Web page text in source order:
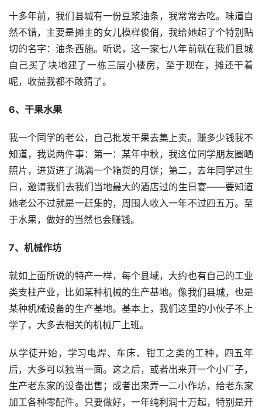
十多年前，我们县城有一份豆浆油条，我常常去吃。味道自
然不错，主要是摊主的女儿模样俊俏，我给她起了个特别贴
切的名字：油条西施。听说，这一家七八年前就在我们县城
自己买了块地建了一栋三层小楼房，至于现在，摊还干着
呢，收益我都不敢猜了。
6、干果水果
我一个同学的老公，自己批发干果去集上卖。赚多少钱我不
知道，我说两件事：第一：某年中秋，我这位同学朋友圈晒
照片，进货进了满满一个箱货的月饼；第二，去年同学过生
日，邀请我们去我们当地最大的酒店过的生日宴——要知道
她老公不过就是一赶集的，周围人收入一年不过四五万。至
于水果，做好的当然也会赚钱。
7、机械作坊
就如上面所说的特产一样，每个县域，大约也有自己的工业
类支柱产业，比如某种机械的生产基地。像我们县城，也是
某种机械设备的生产基地。基本上，我们这里的小伙子不上
学了，大多去相关的机械厂上班。
从学徒开始，学习电焊、车床、钳工之类的工种，四五年
后，大多可以独当一面。这之后，或者出来开一个小厂子，
生产老东家的设备出售；或者出来弄一二小作坊，给老东家
加工各种零配件。只要做好，一年纯利润十万起，特别是开